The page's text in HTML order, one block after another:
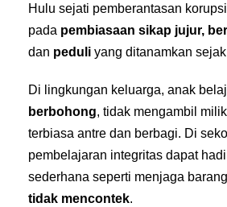
Hulu sejati pemberantasan
pada pembiasaan sikap jujur,
dan peduli yang ditanamkan
Di lingkungan keluarga, anak
berbohong, tidak mengambil
terbiasa antre dan berbagi. Di
pembelajaran integritas dapat
sederhana seperti menjaga
tidak mencontek.